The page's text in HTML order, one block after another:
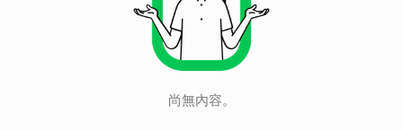
尚無內容。